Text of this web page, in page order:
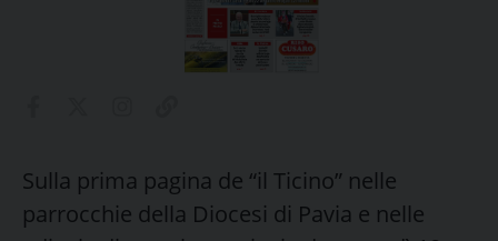
Sulla prima pagina de “il Ticino” nelle
parrocchie della Diocesi di Pavia e nelle